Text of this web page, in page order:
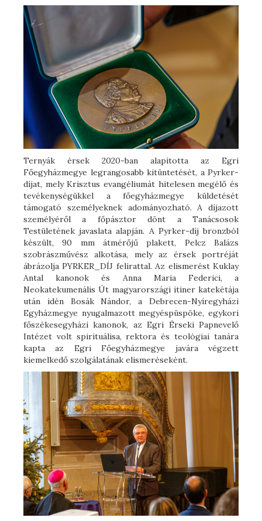
Ternyák érsek 2020-ban alapította az Egri
Főegyházmegye legrangosabb kitüntetését, a Pyrker-
díjat, mely Krisztus evangéliumát hitelesen megélő és
tevékenységükkel a főegyházmegye küldetését
támogató személyeknek adományozható. A díjazott
személyéről a főpásztor dönt a Tanácsosok
Testületének javaslata alapján. A Pyrker-díj bronzból
készült, 90 mm átmérőjű plakett, Pelcz Balázs
szobrászművész alkotása, mely az érsek portréját
ábrázolja PYRKER_DÍJ felirattal. Az elismerést Kuklay
Antal kanonok és Anna Maria Federici, a
Neokatekumenális Út magyarországi itiner katekétája
után idén Bosák Nándor, a Debrecen-Nyíregyházi
Egyházmegye nyugalmazott megyéspüspöke, egykori
főszékesegyházi kanonok, az Egri Érseki Papnevelő
Intézet volt spirituálisa, rektora és teológiai tanára
kapta az Egri Főegyházmegye javára végzett
kiemelkedő szolgálatának elismeréseként.